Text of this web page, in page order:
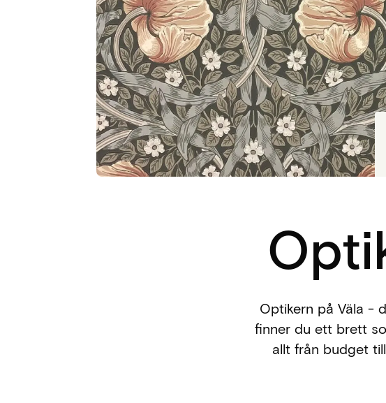
Optikern på Väla -
finner du ett brett
allt från budget